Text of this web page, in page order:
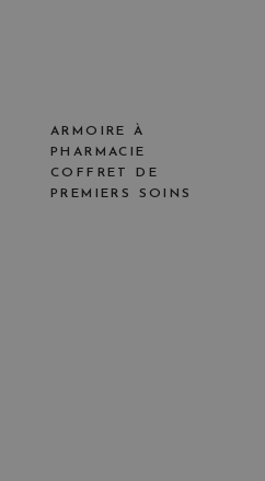
ARMOIRE À
PHARMACIE
COFFRET DE
PREMIERS SOINS